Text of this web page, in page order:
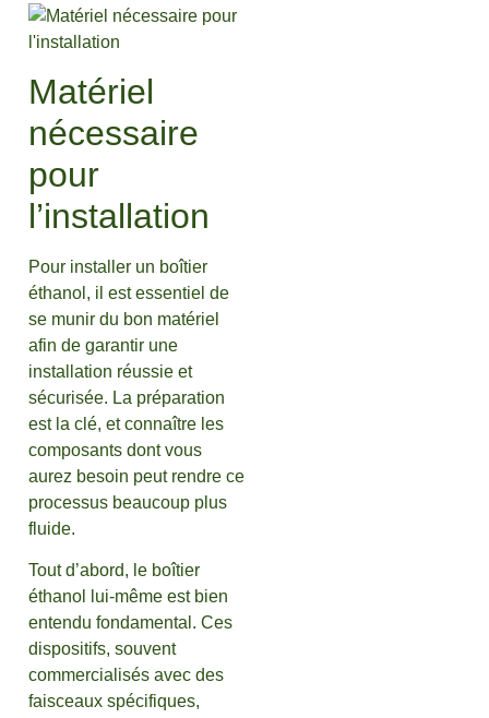
Matériel
nécessaire
pour
l’installation
Pour installer un boîtier
éthanol, il est essentiel de
se munir du bon matériel
afin de garantir une
installation réussie et
sécurisée. La préparation
est la clé, et connaître les
composants dont vous
aurez besoin peut rendre ce
processus beaucoup plus
fluide.
Tout d’abord, le boîtier
éthanol lui-même est bien
entendu fondamental. Ces
dispositifs, souvent
commercialisés avec des
faisceaux spécifiques,